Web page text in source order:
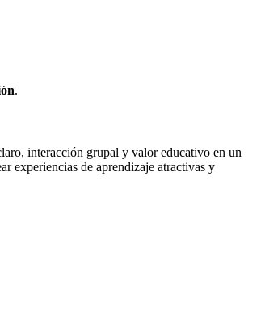
.
interacción grupal y valor educativo en un
experiencias de aprendizaje atractivas y